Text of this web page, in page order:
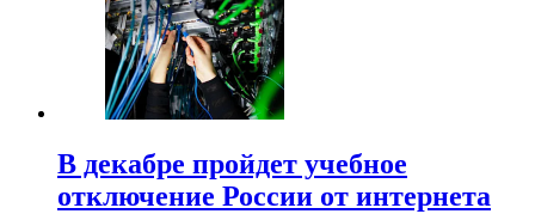
В декабре пройдет учебное
отключение России от интернета